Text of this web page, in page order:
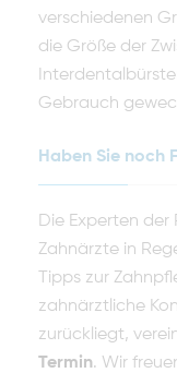
verschiedenen
die Größe der
Gebrauch
Haben Sie noch
Die Experten
Zahnärzte in
Tipps zur
zahnärztliche
zurückliegt,
Termin. Wir